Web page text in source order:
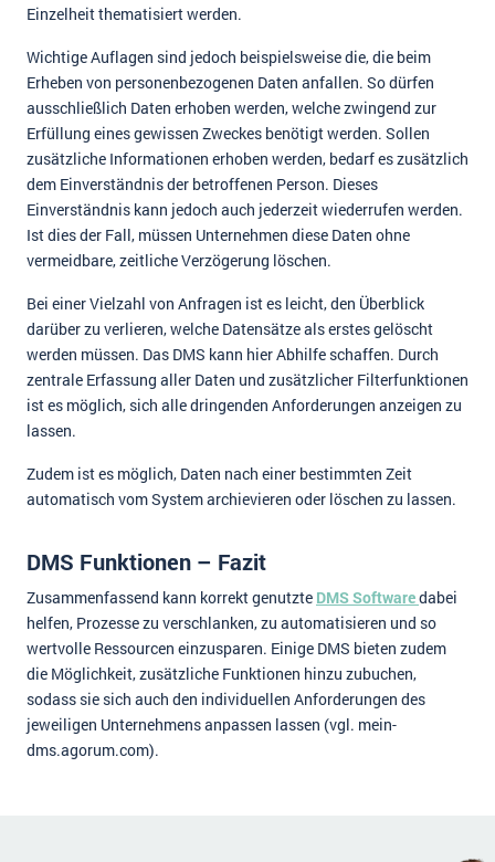
Einzelheit thematisiert werden.
Wichtige Auflagen sind jedoch beispielsweise die, die beim
Erheben von personenbezogenen Daten anfallen. So dürfen
ausschließlich Daten erhoben werden, welche zwingend zur
Erfüllung eines gewissen Zweckes benötigt werden. Sollen
zusätzliche Informationen erhoben werden, bedarf es zusätzlich
dem Einverständnis der betroffenen Person. Dieses
Einverständnis kann jedoch auch jederzeit wiederrufen werden.
Ist dies der Fall, müssen Unternehmen diese Daten ohne
vermeidbare, zeitliche Verzögerung löschen.
Bei einer Vielzahl von Anfragen ist es leicht, den Überblick
darüber zu verlieren, welche Datensätze als erstes gelöscht
werden müssen. Das DMS kann hier Abhilfe schaffen. Durch
zentrale Erfassung aller Daten und zusätzlicher Filterfunktionen
ist es möglich, sich alle dringenden Anforderungen anzeigen zu
lassen.
Zudem ist es möglich, Daten nach einer bestimmten Zeit
automatisch vom System archievieren oder löschen zu lassen.
DMS Funktionen – Fazit
Zusammenfassend kann korrekt genutzte DMS Softwaredabei
helfen, Prozesse zu verschlanken, zu automatisieren und so
wertvolle Ressourcen einzusparen. Einige DMS bieten zudem
die Möglichkeit, zusätzliche Funktionen hinzu zubuchen,
sodass sie sich auch den individuellen Anforderungen des
jeweiligen Unternehmens anpassen lassen (vgl. mein-
dms.agorum.com).